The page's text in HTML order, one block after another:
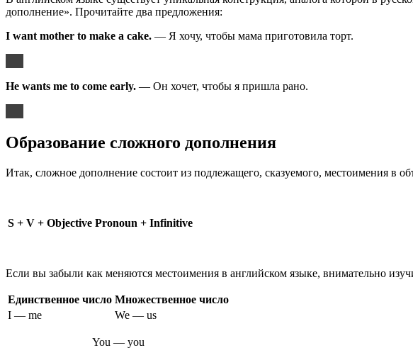
дополнение». Прочитайте два предложения:
I want mother to make a cake. — Я хочу, чтобы мама приготовила торт.
He wants me to come early. — Он хочет, чтобы я пришла рано.
Образование сложного дополнения
Итак, сложное дополнение состоит из подлежащего, сказуемого, местоимения в
S + V + Objective Pronoun + Infinitive
Если вы забыли как меняются местоимения в английском языке, внимательно
Единственное число Множественное число
I — me
We — us
You — you